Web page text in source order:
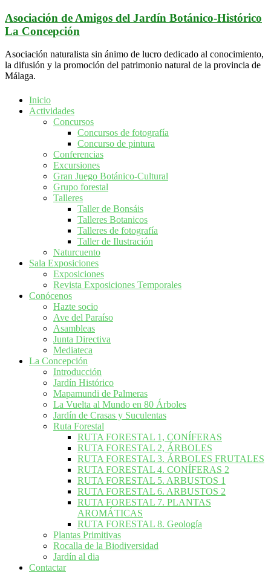
Saltar
al
contenido
Asociación de Amigos del Jardín Botánico-Histórico
La Concepción
Asociación naturalista sin ánimo de lucro dedicado al conocimiento,
la difusión y la promoción del patrimonio natural de la provincia de
Málaga.
Inicio
Actividades
Concursos
Concursos de fotografía
Concurso de pintura
Conferencias
Excursiones
Gran Juego Botánico-Cultural
Grupo forestal
Talleres
Taller de Bonsáis
Talleres Botanicos
Talleres de fotografía
Taller de Ilustración
Naturcuento
Sala Exposiciones
Exposiciones
Revista Exposiciones Temporales
Conócenos
Hazte socio
Ave del Paraíso
Asambleas
Junta Directiva
Mediateca
La Concepción
Introducción
Jardín Histórico
Mapamundi de Palmeras
La Vuelta al Mundo en 80 Árboles
Jardín de Crasas y Suculentas
Ruta Forestal
RUTA FORESTAL 1, CONÍFERAS
RUTA FORESTAL 2, ÁRBOLES
RUTA FORESTAL 3. ÁRBOLES FRUTALES
RUTA FORESTAL 4. CONÍFERAS 2
RUTA FORESTAL 5. ARBUSTOS 1
RUTA FORESTAL 6. ARBUSTOS 2
RUTA FORESTAL 7. PLANTAS
AROMÁTICAS
RUTA FORESTAL 8. Geología
Plantas Primitivas
Rocalla de la Biodiversidad
Jardín al dia
Contactar